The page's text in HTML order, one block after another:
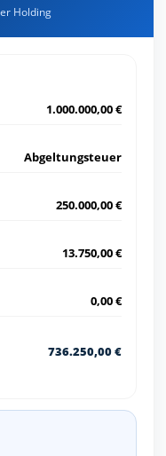
Holding
1.000.000,00 €
Abgeltungsteuer
250.000,00 €
13.750,00 €
0,00 €
736.250,00 €